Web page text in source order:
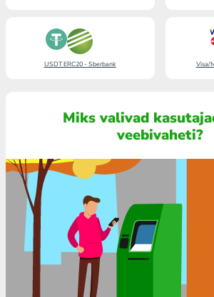
USDT ERC20 - Sberbank Visa/
Miks valivad
veebivaheti?